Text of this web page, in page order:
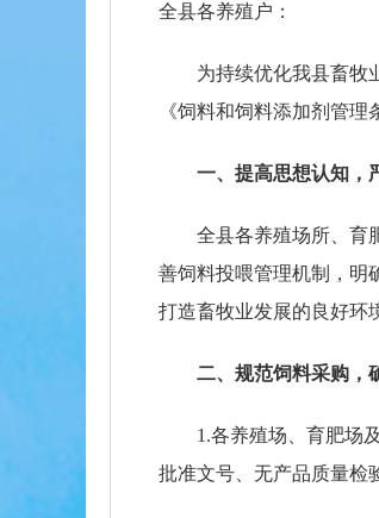
全县各养殖户：
为持续优化我县畜牧
《饲料和饲料添加剂管
一、提高思想认知，
全县各养殖场所、育
善饲料投喂管理机制，明
打造畜牧业发展的良好环
二、规范饲料采购，
1.各养殖场、育肥场
批准文号、无产品质量检